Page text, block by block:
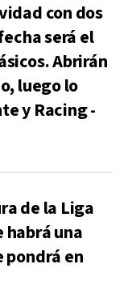
con dos
será el
Abrirán
luego lo
y Racing -
de la Liga
habrá una
pondrá en